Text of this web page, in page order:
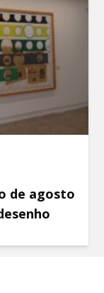
de agosto